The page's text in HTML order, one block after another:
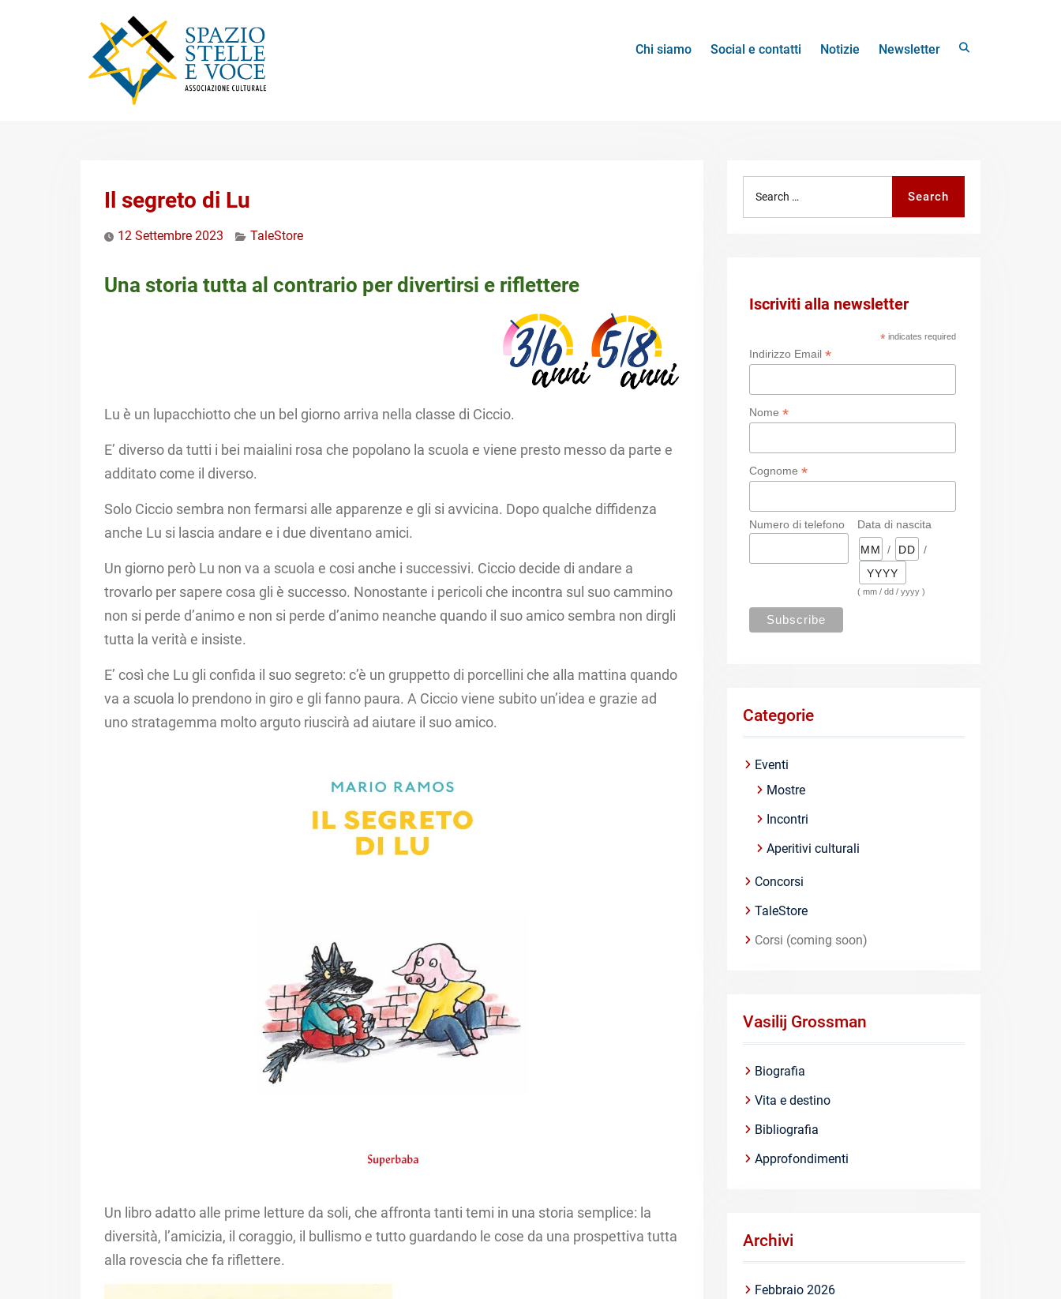
Chi siamo Social e contatti Notizie Newsletter
Il segreto di Lu
12 Settembre 2023 TaleStore
Una storia tutta al contrario per divertirsi e riflettere
Lu è un lupacchiotto che un bel giorno arriva nella classe di Ciccio.
E’ diverso da tutti i bei maialini rosa che popolano la scuola e viene presto messo da parte e
additato come il diverso.
Solo Ciccio sembra non fermarsi alle apparenze e gli si avvicina. Dopo qualche diffidenza
anche Lu si lascia andare e i due diventano amici.
Un giorno però Lu non va a scuola e cosi anche i successivi. Ciccio decide di andare a
trovarlo per sapere cosa gli è successo. Nonostante i pericoli che incontra sul suo cammino
non si perde d’animo e non si perde d’animo neanche quando il suo amico sembra non dirgli
tutta la verità e insiste.
E’ così che Lu gli confida il suo segreto: c’è un gruppetto di porcellini che alla mattina quando
va a scuola lo prendono in giro e gli fanno paura. A Ciccio viene subito un’idea e grazie ad
uno stratagemma molto arguto riuscirà ad aiutare il suo amico.
Un libro adatto alle prime letture da soli, che affronta tanti temi in una storia semplice: la
diversità, l’amicizia, il coraggio, il bullismo e tutto guardando le cose da una prospettiva tutta
alla rovescia che fa riflettere.
Search
Iscriviti alla newsletter
* indicates required
Indirizzo Email*
Nome*
Cognome*
Numero di telefono
Data di nascita
/
/
( mm / dd / yyyy )
Categorie
Eventi
Mostre
Incontri
Aperitivi culturali
Concorsi
TaleStore
Corsi (coming soon)
Vasilij Grossman
Biografia
Vita e destino
Bibliografia
Approfondimenti
Archivi
Febbraio 2026